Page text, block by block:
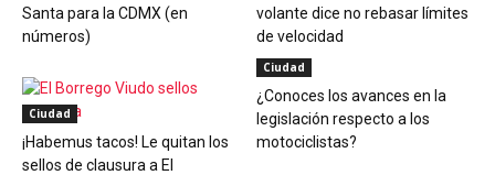
Santa para la CDMX (en
números)
volante dice no rebasar límites
de velocidad
Ciudad
¡Habemus tacos! Le quitan los
sellos de clausura a El
Ciudad
¿Conoces los avances en la
legislación respecto a los
motociclistas?